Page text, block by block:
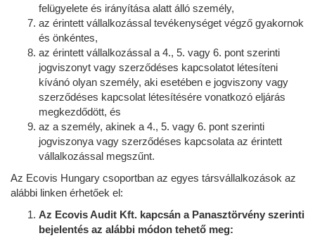
felügyelete és irányítása alatt álló személy,
az érintett vállalkozással tevékenységet végző gyakornok
és önkéntes,
az érintett vállalkozással a 4., 5. vagy 6. pont szerinti
jogviszonyt vagy szerződéses kapcsolatot létesíteni
kívánó olyan személy, aki esetében e jogviszony vagy
szerződéses kapcsolat létesítésére vonatkozó eljárás
megkezdődött, és
az a személy, akinek a 4., 5. vagy 6. pont szerinti
jogviszonya vagy szerződéses kapcsolata az érintett
vállalkozással megszűnt.
Az Ecovis Hungary csoportban az egyes társvállalkozások az
alábbi linken érhetőek el:
Az Ecovis Audit Kft. kapcsán a Panasztörvény szerinti
bejelentés az alábbi módon tehető meg: